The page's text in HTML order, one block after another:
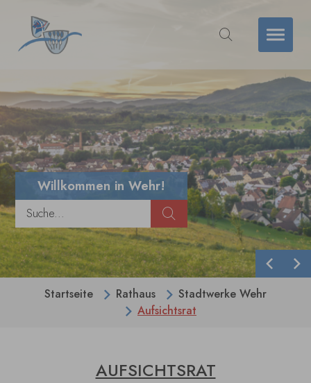
Zurück
Willkommen in Wehr!
Startseite Rathaus
Stadtwerke Wehr
Aufsichtsrat
AUFSICHTSRAT